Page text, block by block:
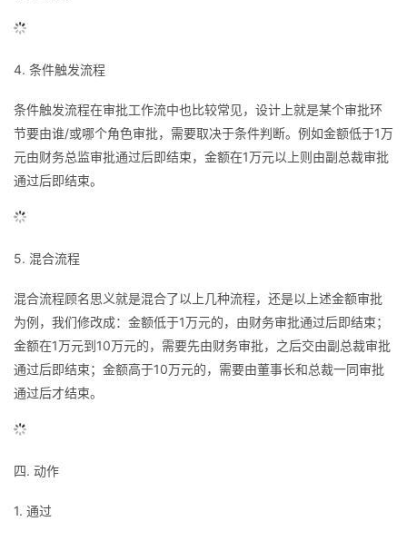
4. 条件触发流程
条件触发流程在审批工作流中也比较常见，设计上就是某个审批环
节要由谁/或哪个角色审批，需要取决于条件判断。例如金额低于1万
元由财务总监审批通过后即结束，金额在1万元以上则由副总裁审批
通过后即结束。
5. 混合流程
混合流程顾名思义就是混合了以上几种流程，还是以上述金额审批
为例，我们修改成：金额低于1万元的，由财务审批通过后即结束；
金额在1万元到10万元的，需要先由财务审批，之后交由副总裁审批
通过后即结束；金额高于10万元的，需要由董事长和总裁一同审批
通过后才结束。
四. 动作
1. 通过